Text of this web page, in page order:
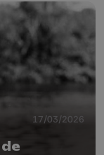
17/03/2026